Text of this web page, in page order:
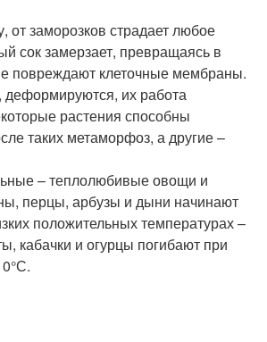
от заморозков страдает любое
сок замерзает, превращаясь в
повреждают клеточные мембраны.
деформируются, их работа
растения способны
таких метаморфоз, а другие –
– теплолюбивые овощи и
перцы, арбузы и дыни начинают
положительных температурах –
кабачки и огурцы погибают при